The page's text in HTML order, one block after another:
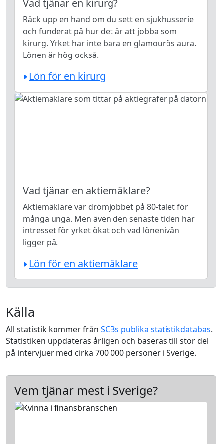
Vad tjänar en kirurg?
Räck upp en hand om du sett en sjukhusserie
och funderat på hur det är att jobba som
kirurg. Yrket har inte bara en glamourös aura.
Lönen är hög också.
Lön för en kirurg
Vad tjänar en aktiemäklare?
Aktiemäklare var drömjobbet på 80-talet för
många unga. Men även den senaste tiden har
intresset för yrket ökat och vad lönenivån
ligger på.
Lön för en aktiemäklare
Källa
All statistik kommer från SCBs publika statistikdatabas.
Statistiken uppdateras årligen och baseras till stor del
på intervjuer med cirka 700 000 personer i Sverige.
Vem tjänar mest i Sverige?